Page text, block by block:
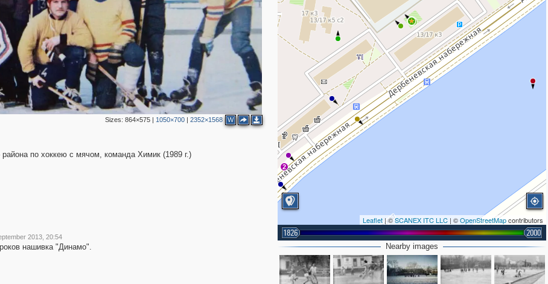
Sizes: 864×575| 1050×700| 2352×1568 W
по хоккею с мячом, команда Химик (1989 г.)
2
2
Leaflet| ©SCANEX ITC LLC | ©OpenStreetMapcontributors
1826 2000
Nearby images
2013, 20:54
нашивка "Динамо".